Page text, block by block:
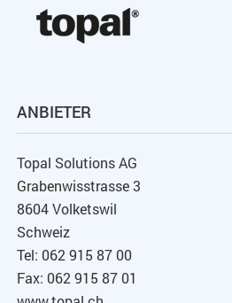
ANBIETER
Topal Solutions AG
Grabenwisstrasse 3
8604 Volketswil
Schweiz
Tel: 062 915 87 00
Fax: 062 915 87 01